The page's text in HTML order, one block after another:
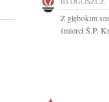
Z głębokim
śmierci Ś.P.